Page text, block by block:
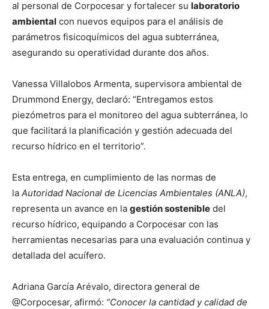
al personal de Corpocesar y fortalecer su laboratorio
ambiental con nuevos equipos para el análisis de
parámetros fisicoquímicos del agua subterránea,
asegurando su operatividad durante dos años.
Vanessa Villalobos Armenta, supervisora ambiental de
Drummond Energy, declaró: “Entregamos estos
piezómetros para el monitoreo del agua subterránea, lo
que facilitará la planificación y gestión adecuada del
recurso hídrico en el territorio”.
Esta entrega, en cumplimiento de las normas de
la Autoridad Nacional de Licencias Ambientales (ANLA),
representa un avance en la gestión sostenible del
recurso hídrico, equipando a Corpocesar con las
herramientas necesarias para una evaluación continua y
detallada del acuífero.
Adriana García Arévalo, directora general de
@Corpocesar, afirmó: “Conocer la cantidad y calidad de